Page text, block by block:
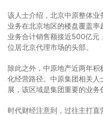
该人士介绍，北京中原整体
业务在北京地区的楼盘覆盖
业务合计销售额接近500亿元
位居北京代理市场的头部。
除此之外，中原地产近两年
化经营路径。中原集团相关
展，该区域是集团重要的业务
时代财经注意到，过往主打